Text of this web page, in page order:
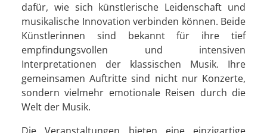
dafür, wie sich künstlerische Leidenschaft und
musikalische Innovation verbinden können. Beide
Künstlerinnen sind bekannt für ihre tief
empfindungsvollen und intensiven
Interpretationen der klassischen Musik. Ihre
gemeinsamen Auftritte sind nicht nur Konzerte,
sondern vielmehr emotionale Reisen durch die
Welt der Musik.